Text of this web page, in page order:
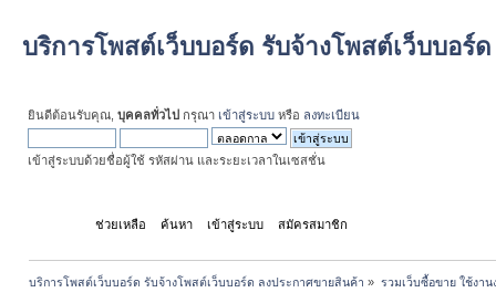
บริการโพสต์เว็บบอร์ด รับจ้างโพสต์เว็บบอร์
ยินดีต้อนรับคุณ, บุคคลทั่วไป กรุณา เข้าสู่ระบบ หรือ ลงทะเบียน
เข้าสู่ระบบด้วยชื่อผู้ใช้ รหัสผ่าน และระยะเวลาในเซสชั่น
ช่วยเหลือ ค้นหา เข้าสู่ระบบ สมัครสมาชิก
บริการโพสต์เว็บบอร์ด รับจ้างโพสต์เว็บบอร์ด ลงประกาศขายสินค้า » รวมเว็บซื้อขาย ใช้งาน